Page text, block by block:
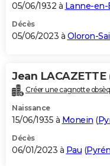
05/06/1932 à Lanne-en-
Décès
05/06/2023 à Oloron-
Jean LACAZETTE
Créer une cagnotte
Naissance
15/06/1935 à Monein (
Décès
06/01/2023 à Pau (